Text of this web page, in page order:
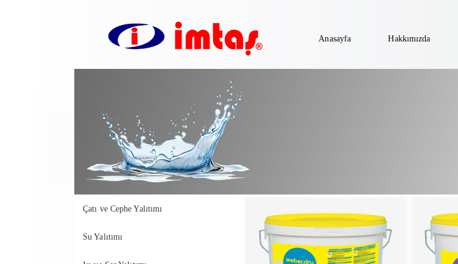
Anasayfa Hakkımızda
Çatı ve Cephe Yalıtımı
Su Yalıtımı